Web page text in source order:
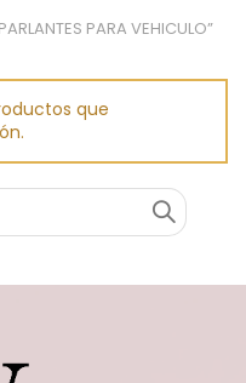
PARA VEHICULO”
que